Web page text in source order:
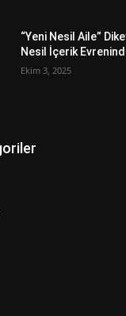
“Yeni Nesil Aile”
Nesil İçerik
Ekim 3, 2025